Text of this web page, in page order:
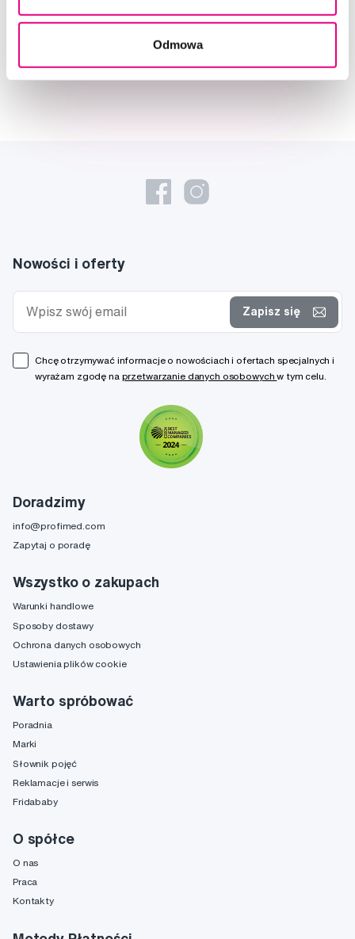
Odmowa
Napisz do naszych ekspertów
Doradzimy
info@profimed.com
Zapytaj o poradę
Wszystko o zakupach
Warunki handlowe
Sposoby dostawy
Ochrona danych osobowych
Ustawienia plików cookie
Warto spróbować
Poradnia
Marki
Słownik pojęć
Reklamacje i serwis
Fridababy
O spółce
O nas
Praca
Kontakty
Nowości i oferty
Zapisz się
Chcę otrzymywać informacje o nowościach i ofertach specjalnych i
wyrażam zgodę na przetwarzanie danych osobowychw tym celu.